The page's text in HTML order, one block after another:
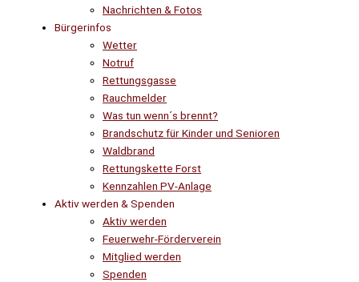
Nachrichten & Fotos
Bürgerinfos
Wetter
Notruf
Rettungsgasse
Rauchmelder
Was tun wenn´s brennt?
Brandschutz für Kinder und Senioren
Waldbrand
Rettungskette Forst
Kennzahlen PV-Anlage
Aktiv werden & Spenden
Aktiv werden
Feuerwehr-Förderverein
Mitglied werden
Spenden